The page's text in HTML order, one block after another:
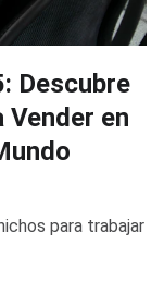
Descubre
Vender en
para trabajar